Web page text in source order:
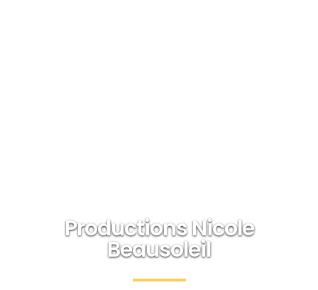
Productions Nicole
Beausoleil